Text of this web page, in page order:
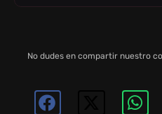
No dudes en compartir nuestro